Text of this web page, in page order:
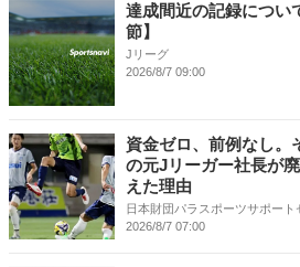
達成間近の記録につい
節】
Jリーグ
2026/8/7 09:00
資金ゼロ、前例なし。
の元Jリーガー社長が
えた理由
日本財団パラスポーツサポート
2026/8/7 07:00